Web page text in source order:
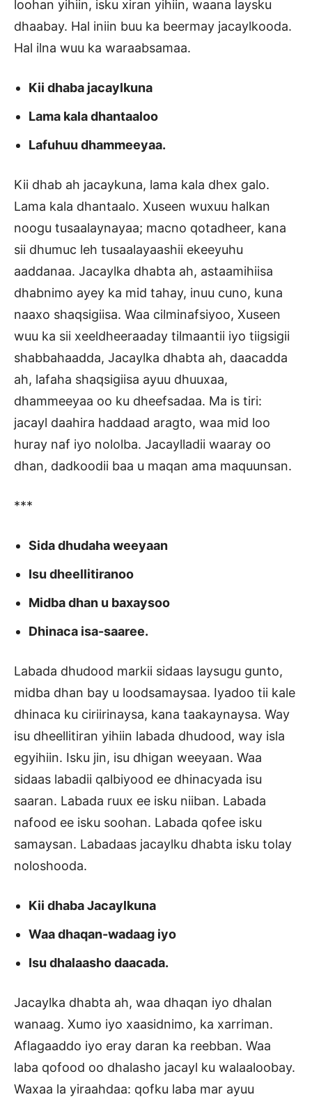
loohan yihiin, isku xiran yihiin, waana laysku
dhaabay. Hal iniin buu ka beermay jacaylkooda.
Hal ilna wuu ka waraabsamaa.
Kii dhaba jacaylkuna
Lama kala dhantaaloo
Lafuhuu dhammeeyaa.
Kii dhab ah jacaykuna, lama kala dhex galo.
Lama kala dhantaalo. Xuseen wuxuu halkan
noogu tusaalaynayaa; macno qotadheer, kana
sii dhumuc leh tusaalayaashii ekeeyuhu
aaddanaa. Jacaylka dhabta ah, astaamihiisa
dhabnimo ayey ka mid tahay, inuu cuno, kuna
naaxo shaqsigiisa. Waa cilminafsiyoo, Xuseen
wuu ka sii xeeldheeraaday tilmaantii iyo tiigsigii
shabbahaadda, Jacaylka dhabta ah, daacadda
ah, lafaha shaqsigiisa ayuu dhuuxaa,
dhammeeyaa oo ku dheefsadaa. Ma is tiri:
jacayl daahira haddaad aragto, waa mid loo
huray naf iyo nololba. Jacaylladii waaray oo
dhan, dadkoodii baa u maqan ama maquunsan.
***
Sida dhudaha weeyaan
Isu dheellitiranoo
Midba dhan u baxaysoo
Dhinaca isa-saaree.
Labada dhudood markii sidaas laysugu gunto,
midba dhan bay u loodsamaysaa. Iyadoo tii kale
dhinaca ku ciriirinaysa, kana taakaynaysa. Way
isu dheellitiran yihiin labada dhudood, way isla
egyihiin. Isku jin, isu dhigan weeyaan. Waa
sidaas labadii qalbiyood ee dhinacyada isu
saaran. Labada ruux ee isku niiban. Labada
nafood ee isku soohan. Labada qofee isku
samaysan. Labadaas jacaylku dhabta isku tolay
noloshooda.
Kii dhaba Jacaylkuna
Waa dhaqan-wadaag iyo
Isu dhalaasho daacada.
Jacaylka dhabta ah, waa dhaqan iyo dhalan
wanaag. Xumo iyo xaasidnimo, ka xarriman.
Aflagaaddo iyo eray daran ka reebban. Waa
laba qofood oo dhalasho jacayl ku walaaloobay.
Waxaa la yiraahdaa: qofku laba mar ayuu